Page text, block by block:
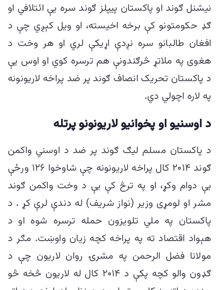
نیشنل ګوند او پاکستان پیپلز ګوند سره یې ائتلافي او
ګډ حکومتونو کې برخه اخیسته، او ویل کېږي چې د
افغان طالبانو سره نږدې اړیکې لري او هر وخت د
هغوی په ملاتړ څرګندونې هم ترسره کوي او اوس یې
د پاکستان تحریک انصاف ګوند پر ضد پراخه لاریونونه
په لاره اچولي دي.
د اوسنیو او پخوانیو لاریونونو پرتله
د پاکستان مسلم لیګ ګوند پر ضد د اوسني واکمن
ګوند ۲۰۱۴ کال پراخه لاریونونه چې شاوخوا ۱۲۶ ورځې
یې دوام وکړ، او په ترڅ کې یې د وخت واکمن ګوند
مشر او لومړی وزیر (نواز شریف) له دندې لرې کړ . د
پاکستان په ملي تلویزون حمله ترسره شوه او د
هېواد اقتصاد ته په پراخه کچه زیان واوښت. مګر د
مولانا فضل الرحمن په مشرۍ روان لاریون چې د
ګډون والو کچه پکې د ۲۰۱۴ کال له لاریون څخه څو